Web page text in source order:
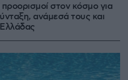
στον κόσμο για
ανάμεσά τους και